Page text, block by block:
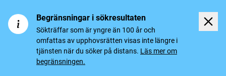
Begränsningar i sökresultaten
Sökträffar som är yngre än 100 år och
omfattas av upphovsrätten visas inte längre i
tjänsten när du söker på distans. Läs mer om
begränsningen.